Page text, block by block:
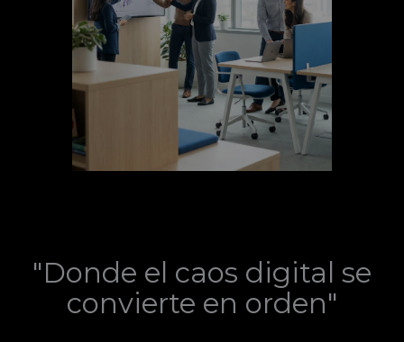
"Donde el caos digital se
convierte en orden"